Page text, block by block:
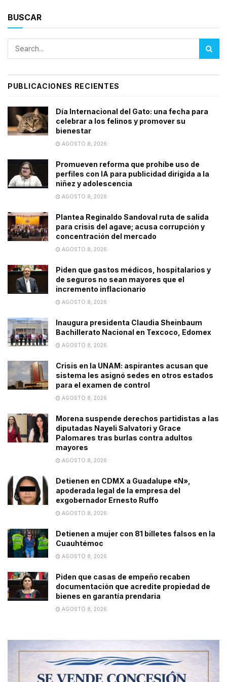
BUSCAR
PUBLICACIONES RECIENTES
Día Internacional del Gato: una fecha para
celebrar a los felinos y promover su
bienestar
AGOSTO 8, 2026
Promueven reforma que prohíbe uso de
perfiles con IA para publicidad dirigida a la
niñez y adolescencia
AGOSTO 8, 2026
Plantea Reginaldo Sandoval ruta de salida
para crisis del agave; acusa corrupción y
concentración del mercado
AGOSTO 8, 2026
Piden que gastos médicos, hospitalarios y
de seguros no sean mayores que el
incremento inflacionario
AGOSTO 8, 2026
Inaugura presidenta Claudia Sheinbaum
Bachillerato Nacional en Texcoco, Edomex
AGOSTO 8, 2026
Crisis en la UNAM: aspirantes acusan que
sistema les asignó sedes en otros estados
para el examen de control
AGOSTO 8, 2026
Morena suspende derechos partidistas a las
diputadas Nayeli Salvatori y Grace
Palomares tras burlas contra adultos
mayores
AGOSTO 8, 2026
Detienen en CDMX a Guadalupe «N»,
apoderada legal de la empresa del
exgobernador Ernesto Ruffo
AGOSTO 8, 2026
Detienen a mujer con 81 billetes falsos en la
Cuauhtémoc
AGOSTO 8, 2026
Piden que casas de empeño recaben
documentación que acredite propiedad de
bienes en garantía prendaria
AGOSTO 8, 2026